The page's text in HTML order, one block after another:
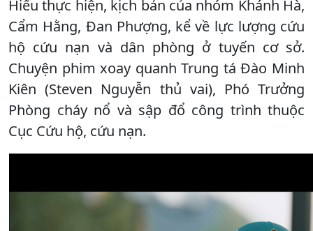
Hiếu thực hiện, kịch bản của nhóm Khánh Hà,
Cẩm Hằng, Đan Phượng, kể về lực lượng cứu
hộ cứu nạn và dân phòng ở tuyến cơ sở.
Chuyện phim xoay quanh Trung tá Đào Minh
Kiên (Steven Nguyễn thủ vai), Phó Trưởng
Phòng cháy nổ và sập đổ công trình thuộc
Cục Cứu hộ, cứu nạn.